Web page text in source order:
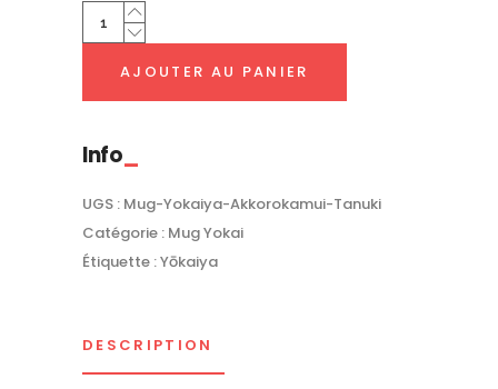
Yōkaiya
Akkorokamui
Saké
AJOUTER AU PANIER
Info
UGS : Mug-Yokaiya-Akkorokamui-Tanuki
Catégorie : Mug Yokai
Étiquette :Yōkaiya
DESCRIPTION